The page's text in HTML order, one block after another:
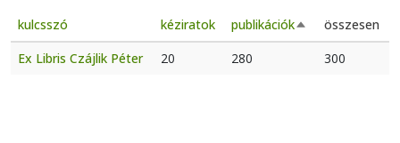
kulcsszó
kéziratok publikációkCsökkenőösszesen
Ex Libris Czájlik Péter
20 280 300